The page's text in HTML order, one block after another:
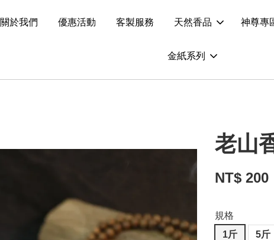
關於我們 優惠活動 客製服務 天然香品 神尊專
金紙系列
老山
NT$ 200
規格
1斤
5斤